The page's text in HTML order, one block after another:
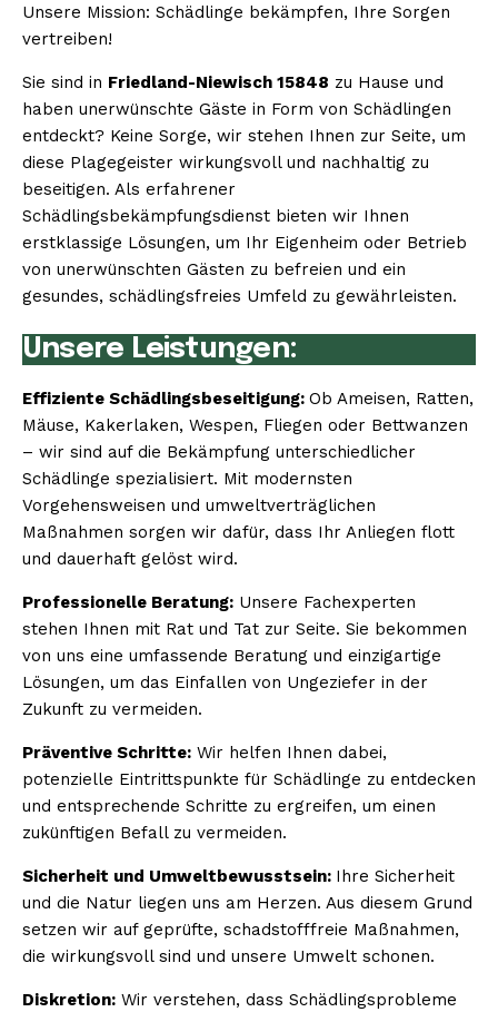
Unsere Mission: Schädlinge bekämpfen, Ihre Sorgen
vertreiben!
Sie sind in Friedland-Niewisch 15848 zu Hause und
haben unerwünschte Gäste in Form von Schädlingen
entdeckt? Keine Sorge, wir stehen Ihnen zur Seite, um
diese Plagegeister wirkungsvoll und nachhaltig zu
beseitigen. Als erfahrener
Schädlingsbekämpfungsdienst bieten wir Ihnen
erstklassige Lösungen, um Ihr Eigenheim oder Betrieb
von unerwünschten Gästen zu befreien und ein
gesundes, schädlingsfreies Umfeld zu gewährleisten.
Unsere Leistungen:
Effiziente Schädlingsbeseitigung: Ob Ameisen, Ratten,
Mäuse, Kakerlaken, Wespen, Fliegen oder Bettwanzen
– wir sind auf die Bekämpfung unterschiedlicher
Schädlinge spezialisiert. Mit modernsten
Vorgehensweisen und umweltverträglichen
Maßnahmen sorgen wir dafür, dass Ihr Anliegen flott
und dauerhaft gelöst wird.
Professionelle Beratung: Unsere Fachexperten
stehen Ihnen mit Rat und Tat zur Seite. Sie bekommen
von uns eine umfassende Beratung und einzigartige
Lösungen, um das Einfallen von Ungeziefer in der
Zukunft zu vermeiden.
Präventive Schritte: Wir helfen Ihnen dabei,
potenzielle Eintrittspunkte für Schädlinge zu entdecken
und entsprechende Schritte zu ergreifen, um einen
zukünftigen Befall zu vermeiden.
Sicherheit und Umweltbewusstsein: Ihre Sicherheit
und die Natur liegen uns am Herzen. Aus diesem Grund
setzen wir auf geprüfte, schadstofffreie Maßnahmen,
die wirkungsvoll sind und unsere Umwelt schonen.
Diskretion: Wir verstehen, dass Schädlingsprobleme